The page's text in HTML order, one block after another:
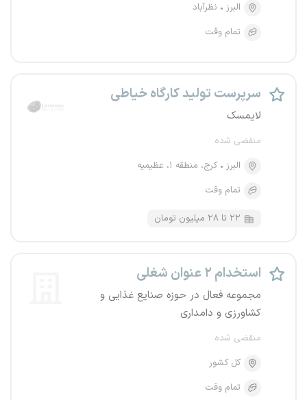
البرز
نظرآباد
تمام وقت
سرپرست تولید کارگاه خیاطی
لایمسک
منقضی شده
البرز
کرج، منطقه ۱، عظیمیه
تمام وقت
۲۲ تا ۲۸ میلیون تومان
استخدام ۲ عنوان شغلی
مجموعه فعال در حوزه صنایع غذایی و
کشاورزی و دامداری
منقضی شده
کل کشور
تمام وقت